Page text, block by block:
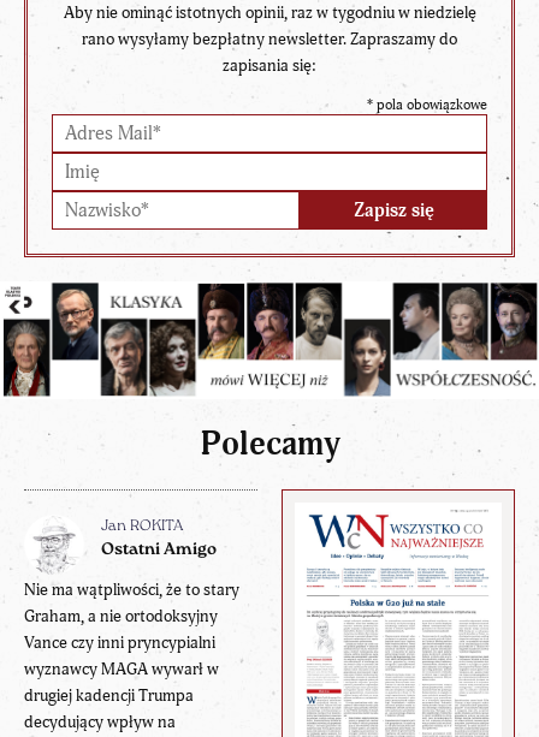
Aby nie ominąć istotnych opinii, raz w tygodniu w niedzielę
rano wysyłamy bezpłatny newsletter. Zapraszamy do
zapisania się:
* pola obowiązkowe
Polecamy
Jan ROKITA
Ostatni Amigo
Nie ma wątpliwości, że to stary
Graham, a nie ortodoksyjny
Vance czy inni pryncypialni
wyznawcy MAGA wywarł w
drugiej kadencji Trumpa
decydujący wpływ na